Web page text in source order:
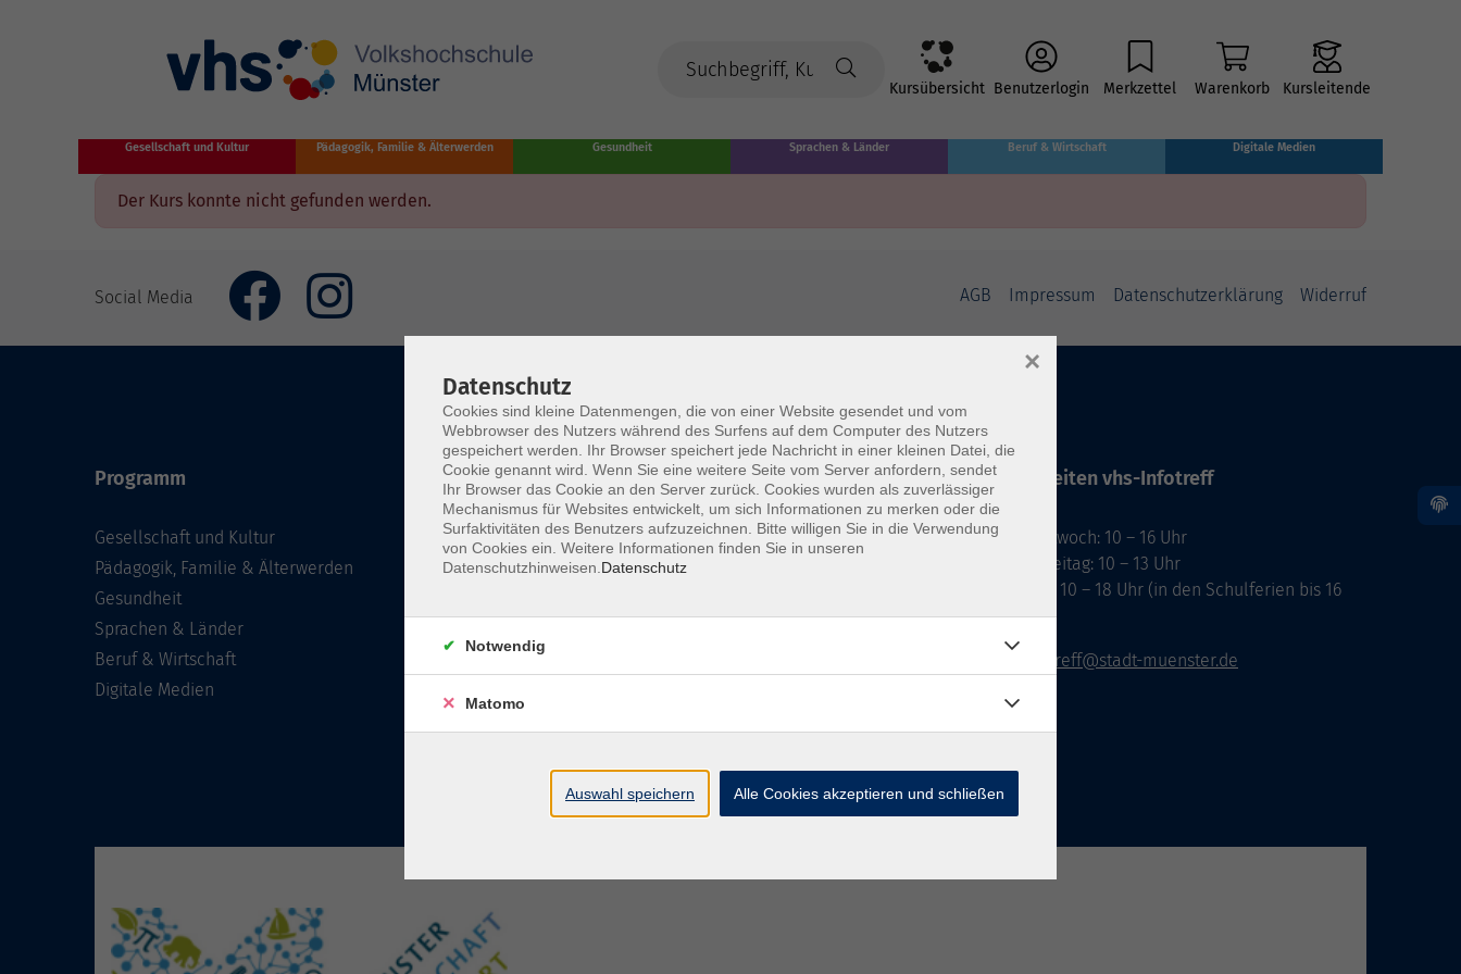
Kursübersicht Benutzerlogin Merkzettel Warenkorb Kursleitende
Gesellschaft und Kultur Pädagogik, Familie & Älterwerden Gesundheit Sprachen & Länder Beruf & Wirtschaft Digitale Medien
Der Kurs konnte nicht gefunden werden.
Social Media AGB Impressum Datenschutzerklärung Widerruf
Programm
Gesellschaft und Kultur
Pädagogik, Familie & Älterwerden
Gesundheit
Sprachen & Länder
Beruf & Wirtschaft
Digitale Medien
Volkshochschule Münster
Aegidiistraße 70
48143 Münster
vhs@stadt-muenster.de
Lage im Stadtplan
Öffnungszeiten vhs-Infotreff
Montag, Mittwoch: 10 – 16 Uhr
Dienstag, Freitag: 10 – 13 Uhr
Donnerstag: 10 – 18 Uhr (in den Schulferien bis 16
Uhr)
vhs-infotreff@stadt-muenster.de
Datenschutz
Cookies sind kleine Datenmengen, die von einer Website gesendet und vom
Webbrowser des Nutzers während des Surfens auf dem Computer des Nutzers
gespeichert werden. Ihr Browser speichert jede Nachricht in einer kleinen Datei, die
Cookie genannt wird. Wenn Sie eine weitere Seite vom Server anfordern, sendet
Ihr Browser das Cookie an den Server zurück. Cookies wurden als zuverlässiger
Mechanismus für Websites entwickelt, um sich Informationen zu merken oder die
Surfaktivitäten des Benutzers aufzuzeichnen. Bitte willigen Sie in die Verwendung
von Cookies ein. Weitere Informationen finden Sie in unseren
Datenschutzhinweisen. Datenschutz
×
Notwendig
Matomo
Auswahl speichern Alle Cookies akzeptieren und schließen